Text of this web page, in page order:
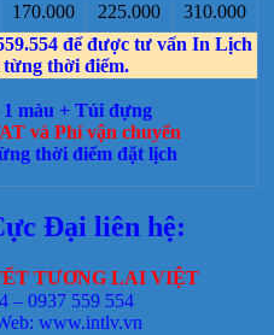
170.000 225.000
310.000
để được tư vấn In Lịch
thời điểm.
màu + Túi đựng
và Phí vận chuyển
thời điểm đặt lịch
Đại liên hệ:
TƯƠNG LAI VIỆT
– 0937 559 554
www.intlv.vn